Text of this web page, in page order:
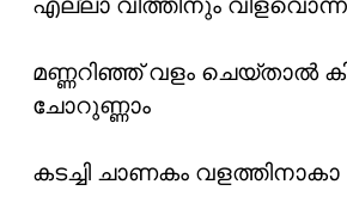
എല്ലാ വിത്തിനും
മണ്ണറിഞ്ഞ് വളം ചെയ്താൽ
ചോറുണ്ണാം
കടച്ചി ചാണകം വളത്തിനാകാ